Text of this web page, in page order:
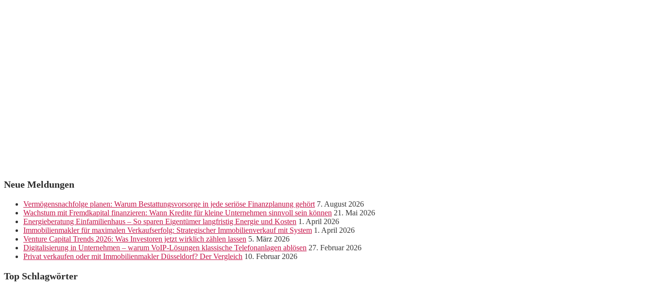
Neue Meldungen
Vermögensnachfolge planen: Warum Bestattungsvorsorge in jede seriöse Finanzplanung gehört 7. August 2026
Wachstum mit Fremdkapital finanzieren: Wann Kredite für kleine Unternehmen sinnvoll sein können 21. Mai 2026
Energieberatung Einfamilienhaus – So sparen Eigentümer langfristig Energie und Kosten 1. April 2026
Immobilienmakler für maximalen Verkaufserfolg: Strategischer Immobilienverkauf mit System 1. April 2026
Venture Capital Trends 2026: Was Investoren jetzt wirklich zählen lassen 5. März 2026
Digitalisierung in Unternehmen – warum VoIP-Lösungen klassische Telefonanlagen ablösen 27. Februar 2026
Privat verkaufen oder mit Immobilienmakler Düsseldorf? Der Vergleich 10. Februar 2026
Top Schlagwörter